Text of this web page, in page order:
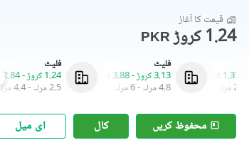
قیمت کا آغاز
PKR 1.24 کروڑ
فلیٹ
1.24 کروڑ
-2.84 کروڑ
2.5 مرلہ
-4.4 مرلہ
فلیٹ
3.13 کروڑ
-3.88 کروڑ
4.8 مرلہ
-6 مرلہ
1.37 کروڑ
2.7 مرلہ
محفوظ کریں کال ای میل